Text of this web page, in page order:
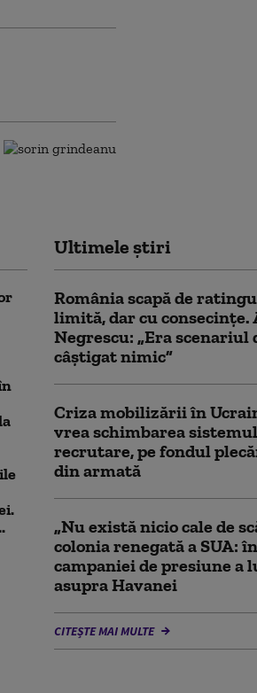
Ultimele știri
România scapă de
limită, dar cu consecinţe.
Negrescu: „Era scenariul
câștigat nimic”
Criza mobilizării în
vrea schimbarea
recrutare, pe fondul
din armată
„Nu există nicio cale de
colonia renegată a SUA:
campaniei de presiune a
asupra Havanei
CITEȘTE MAI MULTE